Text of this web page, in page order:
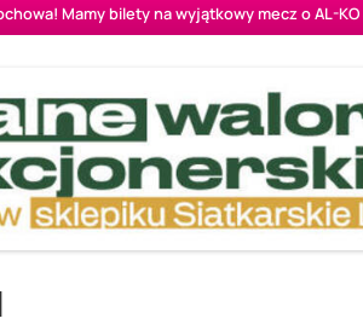
Mamy bilety na wyjątkowy mecz o AL-